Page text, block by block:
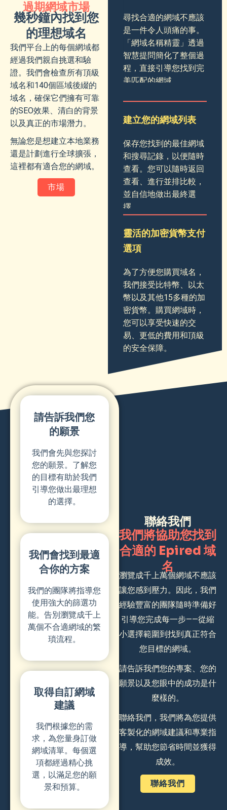
過期網域市場
幾秒鐘內找到您
的理想域名
我們平台上的每個網域都
經過我們親自挑選和驗
證。我們會檢查所有頂級
域名和140個區域後綴的
域名，確保它們擁有可靠
的SEO效果、清白的背景
以及真正的市場潛力。
無論您是想建立本地業務
還是計劃進行全球擴張，
這裡都有適合您的網域。
市場
尋找合適的網域不應該
是一件令人頭痛的事。
「網域名稱精靈」透過
智慧提問簡化了整個過
程，直接引導您找到完
美匹配的網域。
建立您的網域列表
保存您找到的最佳網域
和搜尋記錄，以便隨時
查看。您可以隨時返回
查看、進行並排比較，
並自信地做出最終選
擇。
靈活的加密貨幣支付
選項
為了方便您購買域名，
我們接受比特幣、以太
幣以及其他15多種的加
密貨幣。購買網域時，
您可以享受快速的交
易、更低的費用和頂級
的安全保障。
請告訴我們您
的願景
我們會先與您探討
您的願景。了解您
的目標有助於我們
引導您做出最理想
的選擇。
我們會找到最適
合你的方案
我們的團隊將指導您
使用強大的篩選功
能。告別瀏覽成千上
萬個不合適網域的繁
瑣流程。
取得自訂網域
建議
我們根據您的需
求，為您量身訂做
網域清單。每個選
項都經過精心挑
選，以滿足您的願
景和預算。
聯絡我們
我們將協助您找到
合適的 Epired 域
名
瀏覽成千上萬個網域不應該
讓您感到壓力。因此，我們
經驗豐富的團隊隨時準備好
引導您完成每一步——從縮
小選擇範圍到找到真正符合
您目標的網域。
請告訴我們您的專案、您的
願景以及您眼中的成功是什
麼樣的。
聯絡我們，我們將為您提供
客製化的網域建議和專業指
導，幫助您節省時間並獲得
成效。
聯絡我們